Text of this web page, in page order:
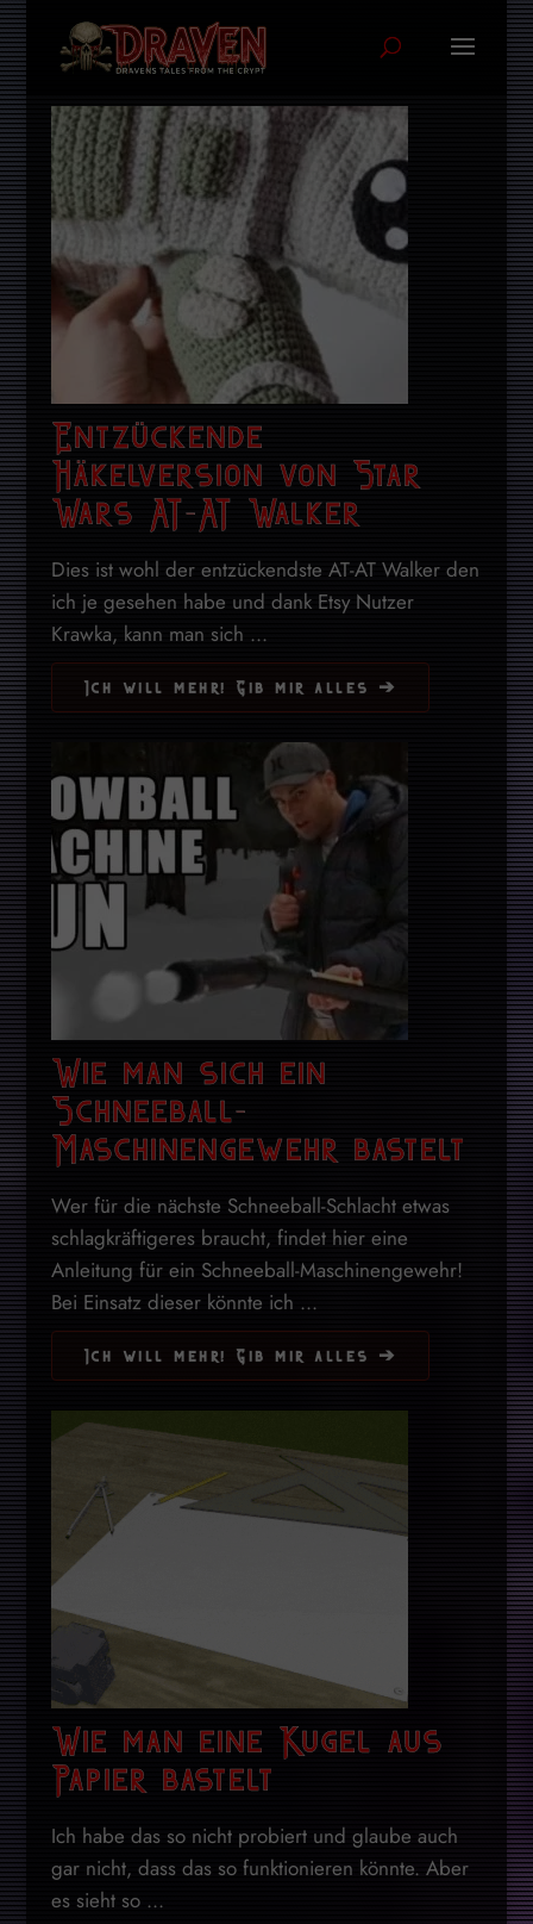
Entzückende
Häkelversion von Star
Wars AT-AT Walker
Dies ist wohl der entzückendste AT-AT Walker den
ich je gesehen habe und dank Etsy Nutzer
Krawka, kann man sich ...
Ich will mehr! Gib mir alles ➔
Wie man sich ein
Schneeball-
Maschinengewehr bastelt
Wer für die nächste Schneeball-Schlacht etwas
schlagkräftigeres braucht, findet hier eine
Anleitung für ein Schneeball-Maschinengewehr!
Bei Einsatz dieser könnte ich ...
Ich will mehr! Gib mir alles ➔
Wie man eine Kugel aus
Papier bastelt
Ich habe das so nicht probiert und glaube auch
gar nicht, dass das so funktionieren könnte. Aber
es sieht so ...